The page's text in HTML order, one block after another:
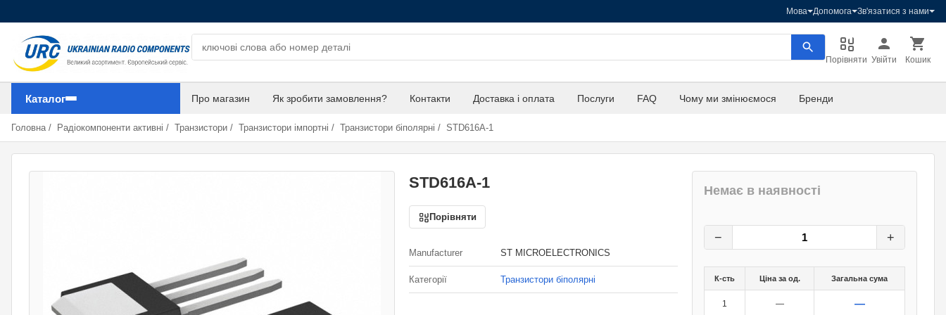
Мова Допомога Зв'язатися з нами
Порівняти Увійти Кошик
Каталог Про магазин Як зробити замовлення? Контакти Доставка і оплата Послуги FAQ Чому ми змінюємося Бренди
Головна / Радіокомпоненти активні / Транзистори / Транзистори імпортні / Транзистори біполярні / STD616A-1
STD616A-1
Порівняти
Manufacturer ST MICROELECTRONICS
Категорії Транзистори біполярні
Немає в наявності
− +
К-сть Ціна за од. Загальна сума
1 — —